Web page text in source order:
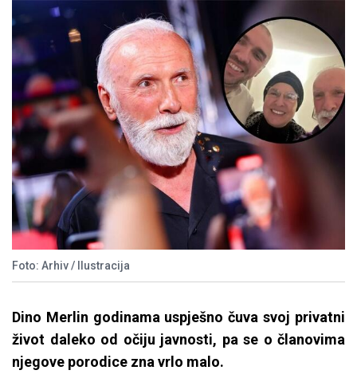
Foto: Arhiv / Ilustracija
Dino Merlin godinama uspješno čuva svoj privatni
život daleko od očiju javnosti, pa se o članovima
njegove porodice zna vrlo malo.